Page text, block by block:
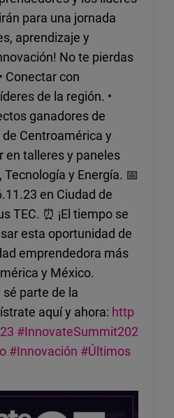
la
la
Por
el
de
se
más
lo
para una jornada
aprendizaje y
No te pierdas
Conectar con
de la región. •
ganadores de
Centroamérica y
en talleres y paneles
y Energía. 📅
en Ciudad de
TEC. ⏰ ¡El tiempo se
esta oportunidad de
emprendedora más
y México.
sé parte de la
aquí y ahora: http
#InnovateSummit202
#Innovación #Últimos